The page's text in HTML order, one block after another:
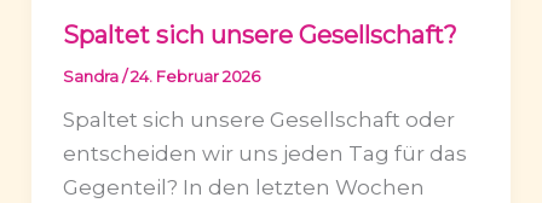
Spaltet sich unsere Gesellschaft?
Sandra/24. Februar 2026
Spaltet sich unsere Gesellschaft oder
entscheiden wir uns jeden Tag für das
Gegenteil? In den letzten Wochen